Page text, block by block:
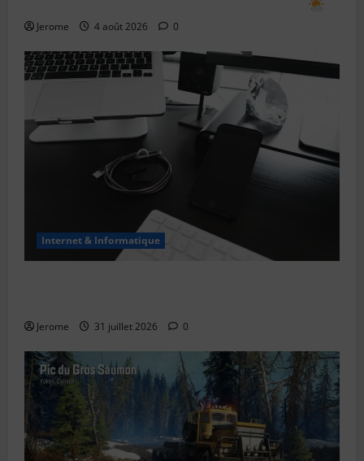
Jerome 4 août 2026 0
Internet & Informatique
Jerome 31 juillet 2026 0